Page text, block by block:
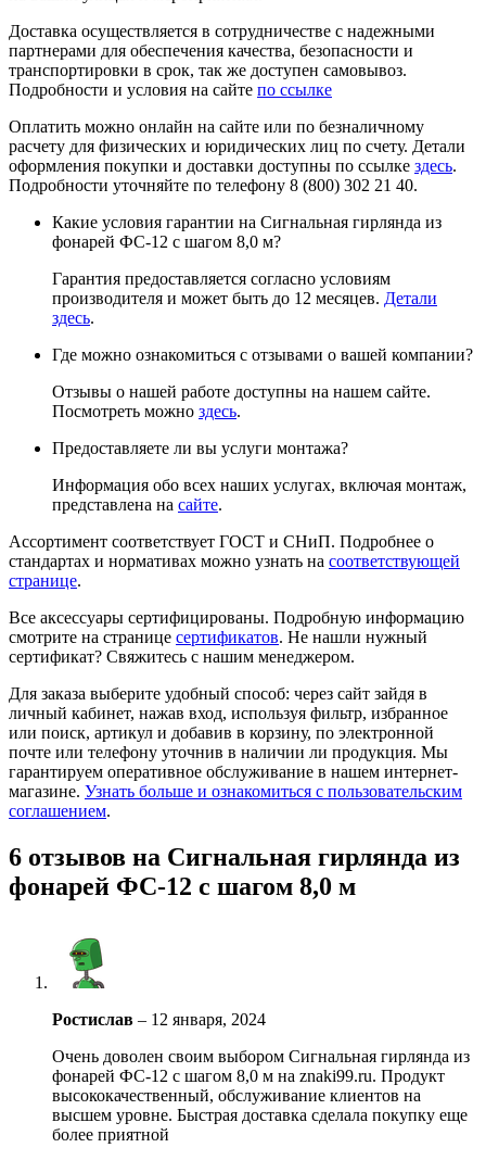
Доставка осуществляется в сотрудничестве с надежными
партнерами для обеспечения качества, безопасности и
транспортировки в срок, так же доступен самовывоз.
Подробности и условия на сайте по ссылке
Оплатить можно онлайн на сайте или по безналичному
расчету для физических и юридических лиц по счету. Детали
оформления покупки и доставки доступны по ссылке здесь.
Подробности уточняйте по телефону 8 (800) 302 21 40.
Какие условия гарантии на Сигнальная гирлянда из
фонарей ФС-12 с шагом 8,0 м?
Гарантия предоставляется согласно условиям
производителя и может быть до 12 месяцев. Детали
здесь.
Где можно ознакомиться с отзывами о вашей компании?
Отзывы о нашей работе доступны на нашем сайте.
Посмотреть можно здесь.
Предоставляете ли вы услуги монтажа?
Информация обо всех наших услугах, включая монтаж,
представлена на сайте.
Ассортимент соответствует ГОСТ и СНиП. Подробнее о
стандартах и нормативах можно узнать на соответствующей
странице.
Все аксессуары сертифицированы. Подробную информацию
смотрите на странице сертификатов. Не нашли нужный
сертификат? Свяжитесь с нашим менеджером.
Для заказа выберите удобный способ: через сайт зайдя в
личный кабинет, нажав вход, используя фильтр, избранное
или поиск, артикул и добавив в корзину, по электронной
почте или телефону уточнив в наличии ли продукция. Мы
гарантируем оперативное обслуживание в нашем интернет-
магазине. Узнать больше и ознакомиться с пользовательским
соглашением.
6 отзывов на Сигнальная гирлянда из
фонарей ФС-12 с шагом 8,0 м
Ростислав – 12 января, 2024
Очень доволен своим выбором Сигнальная гирлянда из
фонарей ФС-12 с шагом 8,0 м на znaki99.ru. Продукт
высококачественный, обслуживание клиентов на
высшем уровне. Быстрая доставка сделала покупку еще
более приятной